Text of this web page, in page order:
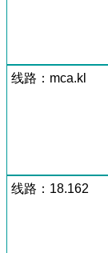
线路：mca.kl
线路：18.162